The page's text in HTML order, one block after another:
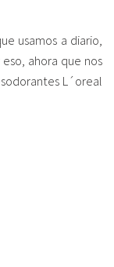
usamos a diario,
ahora que nos
L´oreal